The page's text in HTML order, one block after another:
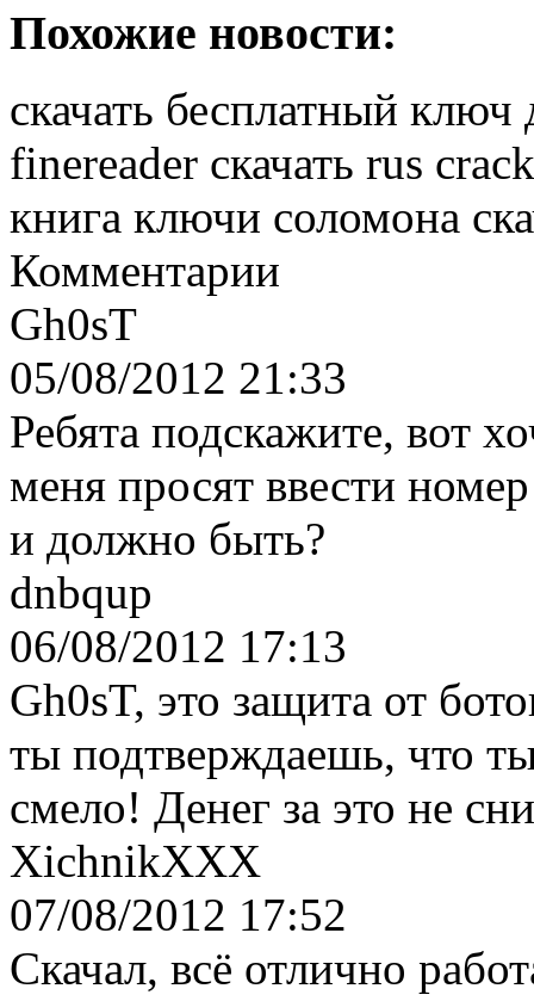
Похожие новости:
скачать бесплатный ключ
finereader скачать rus crack
книга ключи соломона
Комментарии
Gh0sT
05/08/2012 21:33
Ребята подскажите, вот
меня просят ввести
и должно быть?
dnbqup
06/08/2012 17:13
Gh0sT, это защита от
ты подтверждаешь, что
смело! Денег за это не
XichnikXXX
07/08/2012 17:52
Скачал, всё отлично